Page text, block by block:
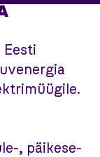
Eesti
, päikese-